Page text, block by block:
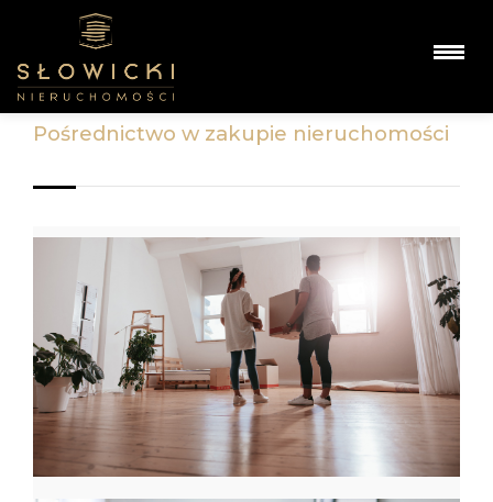
pośrednictwo w zakupie nieruchomości